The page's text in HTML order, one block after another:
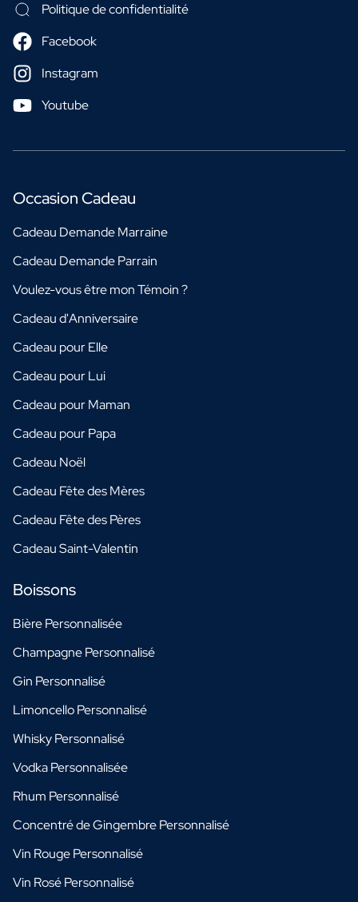
Politique de confidentialité
Facebook
Instagram
Youtube
Occasion Cadeau
Cadeau Demande Marraine
Cadeau Demande Parrain
Voulez-vous être mon Témoin ?
Cadeau d'Anniversaire
Cadeau pour Elle
Cadeau pour Lui
Cadeau pour Maman
Cadeau pour Papa
Cadeau Noël
Cadeau Fête des Mères
Cadeau Fête des Pères
Cadeau Saint-Valentin
Boissons
Bière Personnalisée
Champagne Personnalisé
Gin Personnalisé
Limoncello Personnalisé
Whisky Personnalisé
Vodka Personnalisée
Rhum Personnalisé
Concentré de Gingembre Personnalisé
Vin Rouge Personnalisé
Vin Rosé Personnalisé